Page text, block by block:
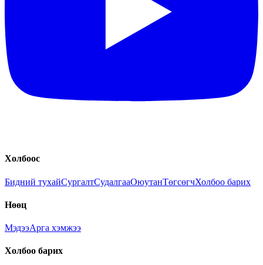
Холбоос
Бидний тухайСургалтСудалгааОюутанТөгсөгчХолбоо барих
Нөөц
МэдээАрга хэмжээ
Холбоо барих